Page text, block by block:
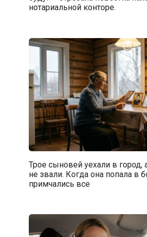
нотариальной конторе.
Трое сыновей уехали в город,
не звали. Когда она попала в
примчались все